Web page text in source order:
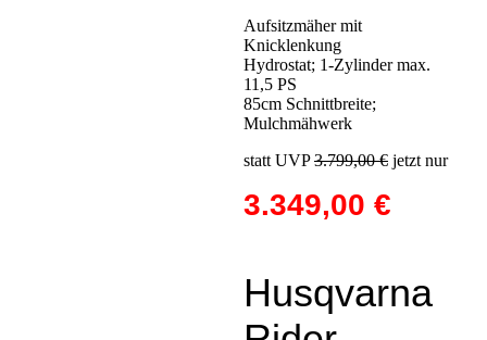
Aufsitzmäher mit
Knicklenkung
Hydrostat; 1-Zylinder max.
11,5 PS
85cm Schnittbreite;
Mulchmähwerk
statt UVP3.799,00 € jetzt nur
3.349,00 €
Husqvarna